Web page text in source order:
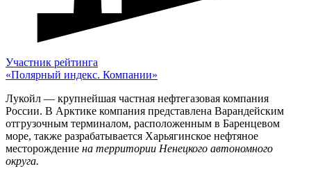
Участник рейтинга
«Полярный индекс. Компании»
Лукойл — крупнейшая частная нефтегазовая компания
России. В Арктике компания представлена Варандейским
отгрузочным терминалом, расположенным в Баренцевом
море, также разрабатывается Харьягинское нефтяное
месторождение на территории Ненецкого автономного
округа.